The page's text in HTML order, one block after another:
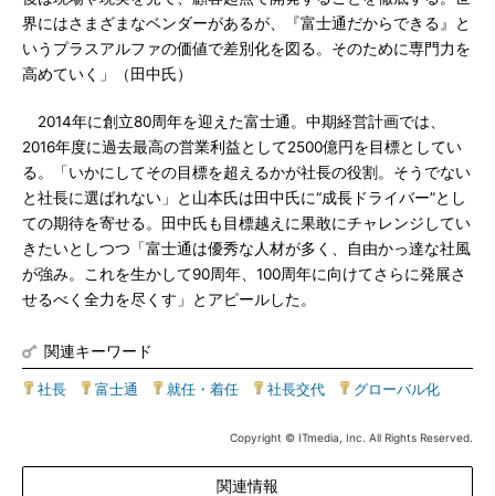
界にはさまざまなベンダーがあるが、『富士通だからできる』と
いうプラスアルファの価値で差別化を図る。そのために専門力を
高めていく」（田中氏）
2014年に創立80周年を迎えた富士通。中期経営計画では、
2016年度に過去最高の営業利益として2500億円を目標としてい
る。「いかにしてその目標を超えるかが社長の役割。そうでない
と社長に選ばれない」と山本氏は田中氏に“成長ドライバー”とし
ての期待を寄せる。田中氏も目標越えに果敢にチャレンジしてい
きたいとしつつ「富士通は優秀な人材が多く、自由かっ達な社風
が強み。これを生かして90周年、100周年に向けてさらに発展さ
せるべく全力を尽くす」とアピールした。
関連キーワード
社長 富士通 就任・着任 社長交代 グローバル化
Copyright © ITmedia, Inc. All Rights Reserved.
関連情報